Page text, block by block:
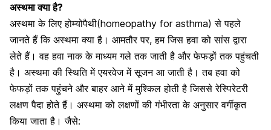
अस्थमा क्या है?
अस्थमा के लिए होम्योपैथी(homeopathy for asthma) से पहले
जानते हैं कि अस्थमा क्या है। आमतौर पर, हम जिस हवा को सांस द्वारा
लेते हैं। वहहवा नाक के माध्यम गले तक जाती है और फेफड़ों तक पहुंचती
है। अस्थमा की स्थिति में एयरवेज में सूजन आ जाती है। तब हवा को
फेफड़ों तक पहुंचने और बाहर आने में मुश्किल होती है जिससे रेस्पिरेटरी
लक्षण पैदा होते हैं। अस्थमा को लक्षणों की गंभीरता के अनुसार वर्गीकृत
किया जाता है। जैसे: